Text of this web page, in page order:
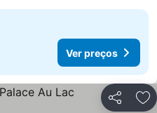
Ver preços
Partilhar